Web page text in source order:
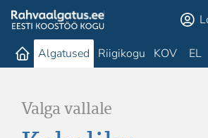
Algatused Riigikogu KOV EL
Valga vallale